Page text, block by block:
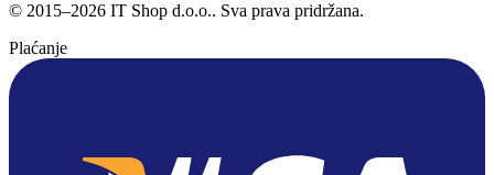
© 2015–2026 IT Shop d.o.o.. Sva prava pridržana.
Plaćanje